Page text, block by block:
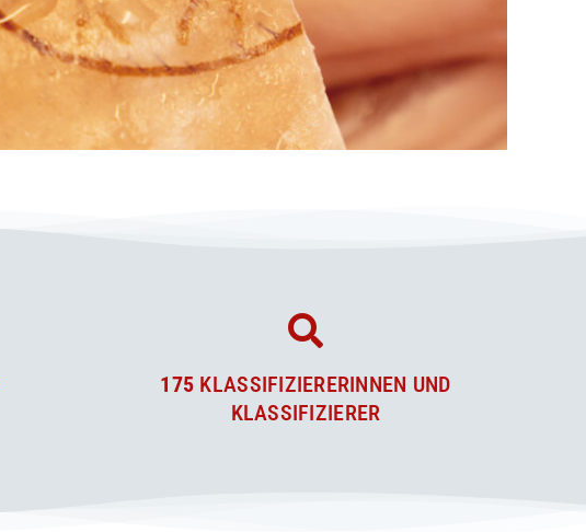
175 KLASSIFIZIERERINNEN UND
KLASSIFIZIERER